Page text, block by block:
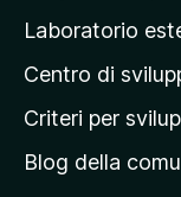
a
g
i
a
Laboratorio
Centro di
Criteri per
Blog della